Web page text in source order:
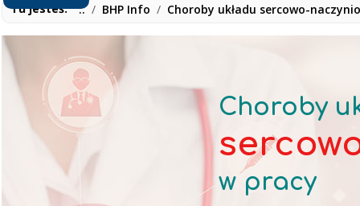
Tu jesteś: ../ BHP Info / Choroby układu sercowo-
Choroby
w pracy